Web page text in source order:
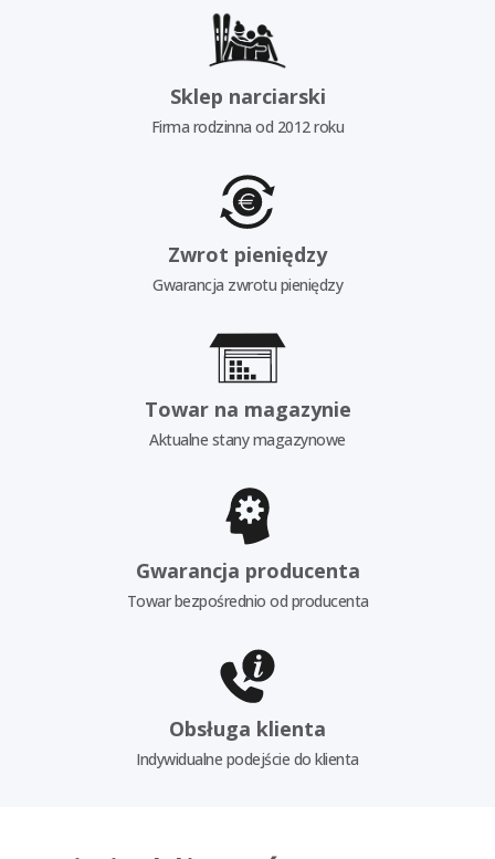
Sklep narciarski
Firma rodzinna od 2012 roku
Zwrot pieniędzy
Gwarancja zwrotu pieniędzy
Towar na magazynie
Aktualne stany magazynowe
Gwarancja producenta
Towar bezpośrednio od producenta
Obsługa klienta
Indywidualne podejście do klienta